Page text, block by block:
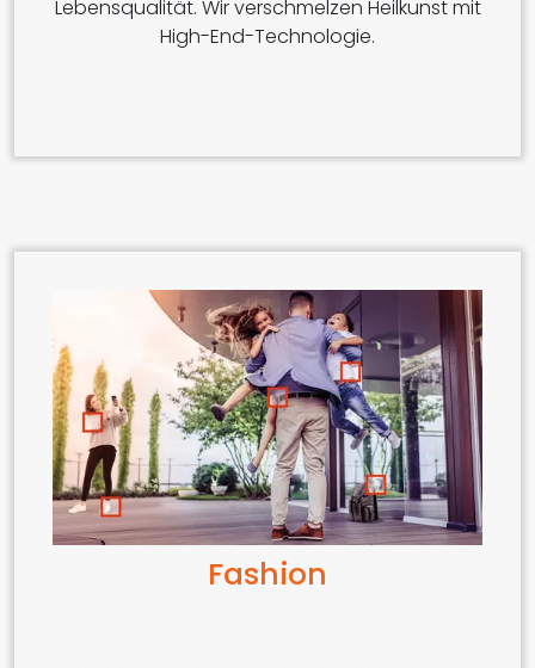
Lebensqualität. Wir verschmelzen Heilkunst mit
High-End-Technologie.
Fashion